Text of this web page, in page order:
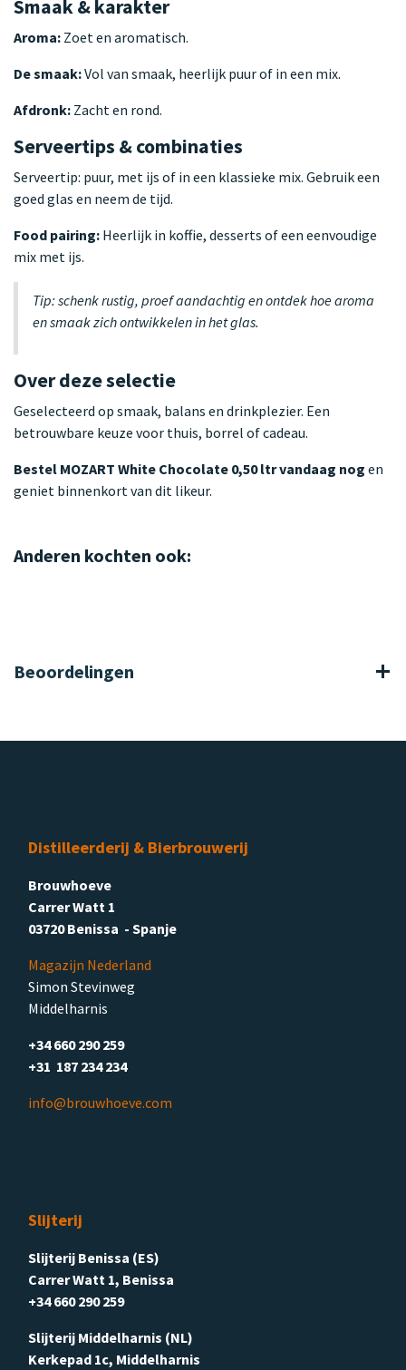
Smaak & karakter
Aroma: Zoet en aromatisch.
De smaak:Vol van smaak, heerlijk puur of in een mix.
Afdronk: Zacht en rond.
Serveertips & combinaties
Serveertip: puur, met ijs of in een klassieke mix. Gebruik een
goed glas en neem de tijd.
Food pairing: Heerlijk in koffie, desserts of een eenvoudige
mix met ijs.
Tip: schenk rustig, proef aandachtig en ontdek hoe aroma
en smaak zich ontwikkelen in het glas.
Over deze selectie
Geselecteerd op smaak, balans en drinkplezier. Een
betrouwbare keuze voor thuis, borrel of cadeau.
Bestel MOZART White Chocolate 0,50 ltr vandaag nog en
geniet binnenkort van dit likeur.
Anderen kochten ook:
Beoordelingen
Distilleerderij & Bierbrouwerij
Brouwhoeve
Carrer Watt 1
03720 Benissa - Spanje
Magazijn Nederland
Simon Stevinweg
Middelharnis
+34 660 290 259
+31 187 234 234
info@brouwhoeve.com
Slijterij
Slijterij Benissa (ES)
Carrer Watt 1, Benissa
+34 660 290 259
Slijterij Middelharnis (NL)
Kerkepad 1c, Middelharnis